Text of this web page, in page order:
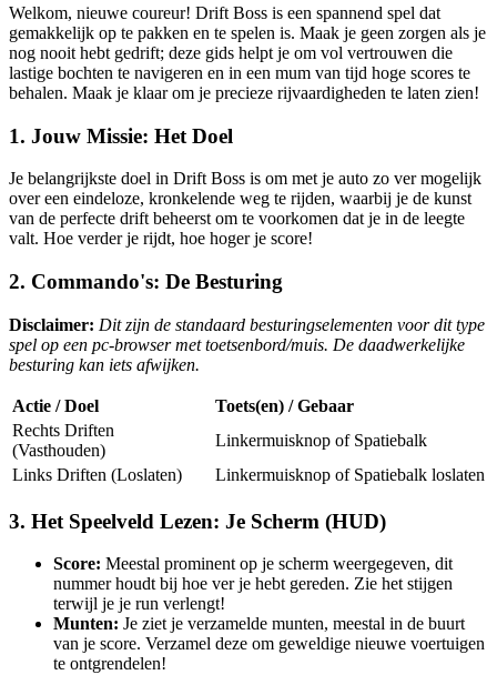
Welkom, nieuwe coureur! Drift Boss is een spannend spel dat
gemakkelijk op te pakken en te spelen is. Maak je geen zorgen als je
nog nooit hebt gedrift; deze gids helpt je om vol vertrouwen die
lastige bochten te navigeren en in een mum van tijd hoge scores te
behalen. Maak je klaar om je precieze rijvaardigheden te laten zien!
1. Jouw Missie: Het Doel
Je belangrijkste doel in Drift Boss is om met je auto zo ver mogelijk
over een eindeloze, kronkelende weg te rijden, waarbij je de kunst
van de perfecte drift beheerst om te voorkomen dat je in de leegte
valt. Hoe verder je rijdt, hoe hoger je score!
2. Commando's: De Besturing
Disclaimer: Dit zijn de standaard besturingselementen voor dit type
spel op een pc-browser met toetsenbord/muis. De daadwerkelijke
besturing kan iets afwijken.
Actie / Doel
Toets(en) / Gebaar
Rechts Driften
(Vasthouden)
Linkermuisknop of Spatiebalk
Links Driften (Loslaten)
Linkermuisknop of Spatiebalk loslaten
3. Het Speelveld Lezen: Je Scherm (HUD)
Score: Meestal prominent op je scherm weergegeven, dit
nummer houdt bij hoe ver je hebt gereden. Zie het stijgen
terwijl je je run verlengt!
Munten: Je ziet je verzamelde munten, meestal in de buurt
van je score. Verzamel deze om geweldige nieuwe voertuigen
te ontgrendelen!